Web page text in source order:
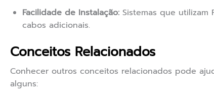
Facilidade de Instalação: Sistemas que utilizam
cabos adicionais.
Conceitos Relacionados
Conhecer outros conceitos relacionados pode
alguns: